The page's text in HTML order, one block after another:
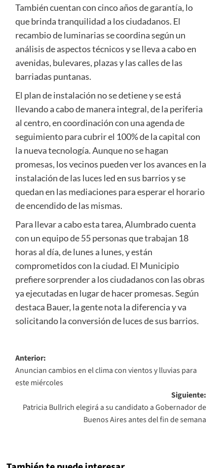
También cuentan con cinco años de garantía, lo
que brinda tranquilidad a los ciudadanos. El
recambio de luminarias se coordina según un
análisis de aspectos técnicos y se lleva a cabo en
avenidas, bulevares, plazas y las calles de las
barriadas puntanas.
El plan de instalación no se detiene y se está
llevando a cabo de manera integral, de la periferia
al centro, en coordinación con una agenda de
seguimiento para cubrir el 100% de la capital con
la nueva tecnología. Aunque no se hagan
promesas, los vecinos pueden ver los avances en la
instalación de las luces led en sus barrios y se
quedan en las mediaciones para esperar el horario
de encendido de las mismas.
Para llevar a cabo esta tarea, Alumbrado cuenta
con un equipo de 55 personas que trabajan 18
horas al día, de lunes a lunes, y están
comprometidos con la ciudad. El Municipio
prefiere sorprender a los ciudadanos con las obras
ya ejecutadas en lugar de hacer promesas. Según
destaca Bauer, la gente nota la diferencia y va
solicitando la conversión de luces de sus barrios.
Navegación
de
entradas
Anterior:
Anuncian cambios en el clima con vientos y lluvias para
este miércoles
Siguiente:
Patricia Bullrich elegirá a su candidato a Gobernador de
Buenos Aires antes del fin de semana